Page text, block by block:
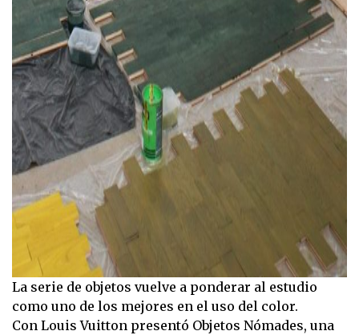
La serie de objetos vuelve a ponderar al estudio
como uno de los mejores en el uso del color.
Con Louis Vuitton presentó Objetos Nómades, una